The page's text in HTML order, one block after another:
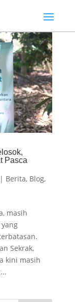
Pasca
Berita, Blog,
masih
Sekrak,
kini masih